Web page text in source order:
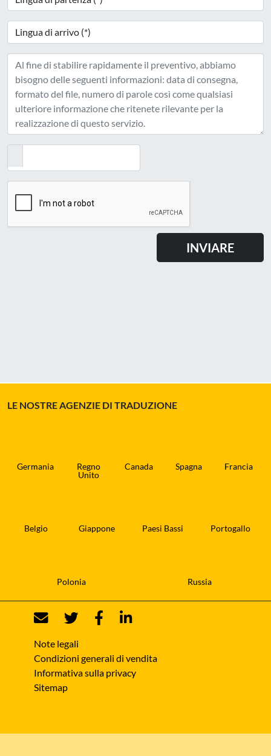
LE NOSTRE AGENZIE DI TRADUZIONE
Germania
Regno
Unito
Canada Spagna Francia
Belgio Giappone Paesi Bassi Portogallo
Polonia Russia
Note legali
Condizioni generali di vendita
Informativa sulla privacy
Sitemap